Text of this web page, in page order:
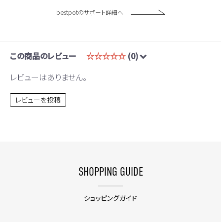
bestpotのサポート詳細へ
この商品のレビュー ☆☆☆☆☆ (0)
レビューはありません。
レビューを投稿
SHOPPING GUIDE
ショッピングガイド